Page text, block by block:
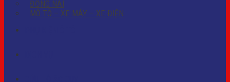
ĐỒNG NAI
MÔ TÔ – XE MÁY – XE ĐIỆN